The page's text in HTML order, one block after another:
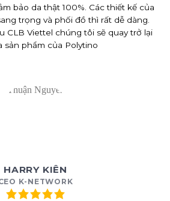
bảo da thật 100%. Các thiết kế của
trọng và phối đồ thì rất dễ dàng.
CLB Viettel chúng tôi sẽ quay trở lại
sản phẩm của Polytino
HARRY KIÊN
K-NETWORK